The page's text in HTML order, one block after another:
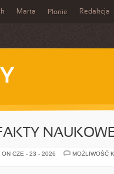
Marta Płonie Redakcja
ON CZE - 23 - 2026
MOŻLIWOŚĆ